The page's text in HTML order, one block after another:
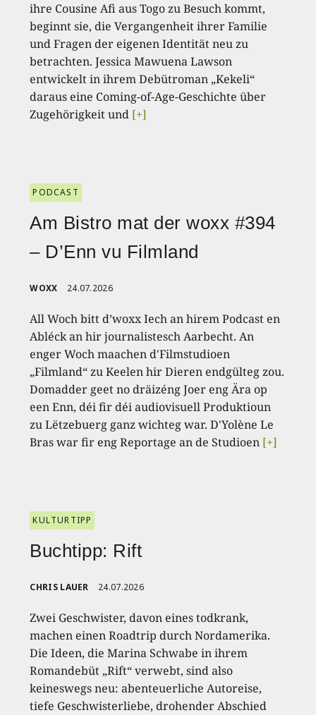
ihre Cousine Afi aus Togo zu Besuch kommt,
beginnt sie, die Vergangenheit ihrer Familie
und Fragen der eigenen Identität neu zu
betrachten. Jessica Mawuena Lawson
entwickelt in ihrem Debütroman „Kekeli“
daraus eine Coming-of-Age-Geschichte über
Zugehörigkeit und [+]
PODCAST
Am Bistro mat der woxx #394
– D’Enn vu Filmland
WOXX 24.07.2026
All Woch bitt d’woxx Iech an hirem Podcast en
Abléck an hir journalistesch Aarbecht. An
enger Woch maachen d'Filmstudioen
„Filmland“ zu Keelen hir Dieren endgülteg zou.
Domadder geet no dräizéng Joer eng Ära op
een Enn, déi fir déi audiovisuell Produktioun
zu Lëtzebuerg ganz wichteg war. D'Yolène Le
Bras war fir eng Reportage an de Studioen [+]
KULTURTIPP
Buchtipp: Rift
CHRIS LAUER 24.07.2026
Zwei Geschwister, davon eines todkrank,
machen einen Roadtrip durch Nordamerika.
Die Ideen, die Marina Schwabe in ihrem
Romandebüt „Rift“ verwebt, sind also
keineswegs neu: abenteuerliche Autoreise,
tiefe Geschwisterliebe, drohender Abschied